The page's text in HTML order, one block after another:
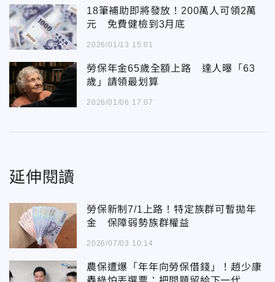
18筆補助即將發放！200萬人可領2萬
元 免費健檢到3月底
2026/01/13 15:01
勞保年金65歲全額上路 達人曝「63
歲」請領最划算
2026/01/06 17:07
延伸閱讀
勞保新制7/1上路！特定族群可暫拋年
金 保障弱勢族群權益
2026/07/03 10:14
農保遭爆「年年向勞保借錢」！趙少康